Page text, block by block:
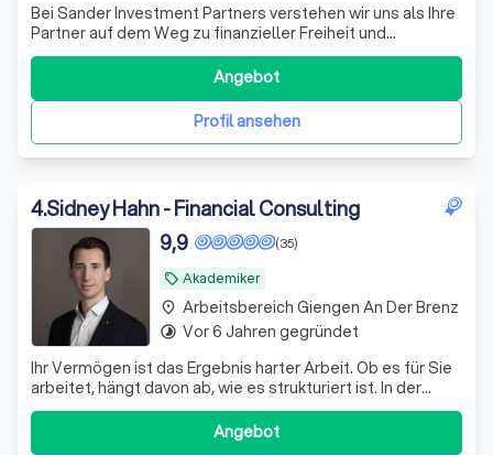
Bei Sander Investment Partners verstehen wir uns als Ihre
Partner auf dem Weg zu finanzieller Freiheit und
Sicherheit. Mit über einem Jahrzehnt Erfahrung im
Investmentbereich und einem engagierten Team aus
Experten bieten wir maßgeschneiderte Anlagestrategien,
die perfekt auf Ihre individuellen Bedü
Profil ansehen
Angebot
4.Sidney Hahn - Financial Consulting
local_offer Akademiker
(35)
9,9
Ihr Vermögen ist das Ergebnis harter Arbeit. Ob es für Sie
arbeitet, hängt davon ab, wie es strukturiert ist. In der
Praxis zeigen sich bei bestehenden Depots regelmäßig
dieselben Schwachstellen: – eine Zusammensetzung, die
aus einzelnen Empfehlungen gewachsen ist statt aus
Angebot
place Arbeitsbereich Giengen An Der Brenz
timelapse Vor 6 Jahren gegründet